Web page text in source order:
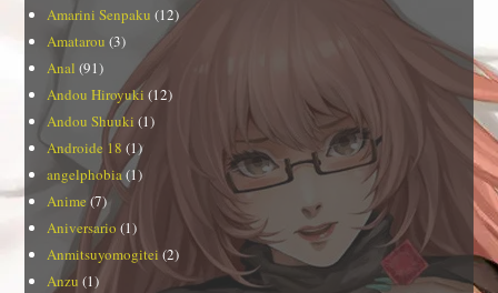
Amarini Senpaku (12)
Amatarou (3)
Anal (91)
Andou Hiroyuki (12)
Andou Shuuki (1)
Androide 18 (1)
angelphobia(1)
Anime (7)
Aniversario (1)
Anmitsuyomogitei(2)
Anzu (1)